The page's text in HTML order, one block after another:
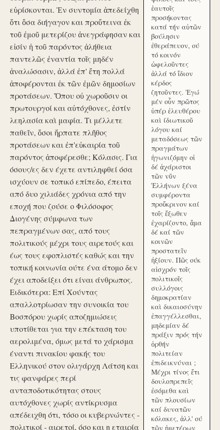
εὑρίσκονται. Ἐν συντομία ἀπεδείχθη
ὅτι ὅσα διήγαγον και προὔτεινα ἐκ
τοῦ ἐμοῦ μετερίζου ἀνεγράφησαν και
εἰσίν ἡ τοῦ παρόντος ἀλήθεια
παντελῶς ἐναντία τοῖς μηδέν
ἀναλώσασιν, ἀλλά ἐπ' ἔτη πολλά
ἀποφέρονται ἐκ τῶν ἐμῶν δημοσίων
προτάσεων. Ὅπου οὐ χωροῦσιν οι
πρωτουργοί και αὐτόχθονες, ἐστίν
λεηλασία καὶ μαφία. Τι μέλλετε
παθεῖν, ὅσοι ἥρπατε πλῆθος
προτάσεων και ἐπ'εὐκαιρία τοῦ
παρόντος ἀποφέρεσθε; Κόλασις. Για
όσους/ες δεν έχετε αντιληφθεί όσα
ισχύουν σε τοπικό επίπεδο, έπειτα
από δυο χιλιάδες χρόνια από την
εποχή που ζούσε ο Φιλόσοφος
Διογένης σύμφωνα των
πεπραγμένων σας, από τους
πολιτικούς μέχρι τους αιρετούς και
έως τους εφοπλιστές καθώς και την
τοπική κοινωνία ούτε ένα άτομο δεν
έχει αποδείξει ότι είναι άνθρωπος.
Ειδικότερα: Επί Χούντας
απαλλοτρίωσαν την συνοικία του
Βοσπόρου χωρίς αποζημιώσεις
υποτίθεται για την επέκταση του
αερολιμένα, όμως μετά το χάρισμα
έναντι πινακίου φακής του
Ελληνικού στον ολιγάρχη Λάτση και
τις φανφάρες περί
ανταποδοτικότητας στους
αυτόχθονες χωρίς αντίκρυσμα
απέδειχθη ότι, τόσο οι κυβερνώντες -
πολιτικοί - αιρετοί, όσο και η εταιρία
ἑαυτοῖς
προσήκοντας
κατά τήν αὑτῶν
βούλησιν
ἐθεράπευον, ού
τό κοινόν
ὠφελοῦντες
ἀλλά τό ἴδιον
κέρδος
ζητοῦντες. Ἐγώ
μέν οὖν πρῶτος
ὑπέρ ἐλευθέρου
καὶ ίδιωτικοῦ
λόγου καί
μεταδόσεως τῶν
πραγμάτων
ἠγωνιζόμην οἱ
δέ ἀχάριστοι
τῶν νῦν
Ἑλλήνων ξένα
συμφέροντα
προὔκρινον καί
τοῖς ἔξωθεν
ἐχαρίζοντο, ἅμα
δέ καί τῶν
κοινῶν
προστατεῖν
ἠξίουν. Πῶς ούκ
αἰσχρόν τοῖς
πολιτικοῖς
συλλόγοις
δημοκρατίαν
καὶ δικαιοσύνην
ἐπαγγέλλεσθαι,
μηδεμίαν δέ
πράξιν πρός τήν
ὀρθήν
πολιτείαν
ἐπιδεικνύναι ;
Μέχρι τίνος ἔτι
δουλοπρεπεῖς
ἐσόμεθα καὶ
τῶν πλουσίων
καί δυνατῶν
κόλακες, ἀλλ' ού
τῶν ἡμετέρων